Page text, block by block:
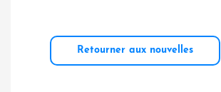
Retourner aux nouvelles